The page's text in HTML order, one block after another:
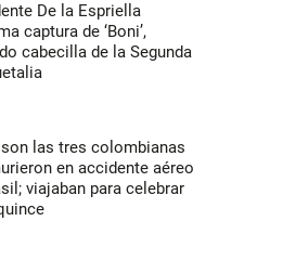
De la Espriella
captura de ‘Boni’,
cabecilla de la Segunda
las tres colombianas
en accidente aéreo
viajaban para celebrar